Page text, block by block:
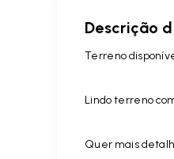
Descrição
Terreno
Lindo terreno
Quer mais